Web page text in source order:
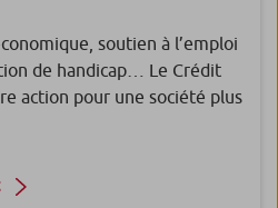
soutien à l’emploi
de handicap… Le Crédit
action pour une société plus